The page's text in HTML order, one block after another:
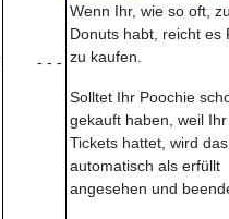
- - -
Wenn Ihr, wie so oft,
Donuts habt, reicht es
zu kaufen.
Solltet Ihr Poochie
gekauft haben, weil
Tickets hattet, wird
automatisch als erfüllt
angesehen und